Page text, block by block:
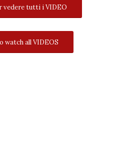
vedere tutti i VIDEO
watch all VIDEOS